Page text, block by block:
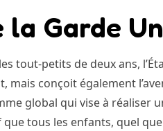
la Garde
tout-petits de deux ans,
conçoit également
global qui vise à réaliser
tous les enfants, quel